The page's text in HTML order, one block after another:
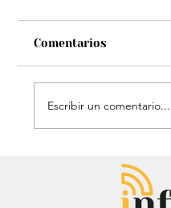
Estatua de
Carlos
reabrió
Comentarios
Escribir un comentario...